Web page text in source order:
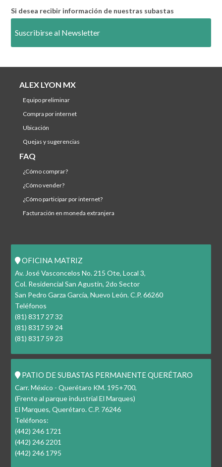
Si desea recibir información de nuestras subastas
Suscribirse al Newsletter
ALEX LYON MX
equipo preliminar
compra por internet
ubicación
quejas y sugerencias
FAQ
¿cómo comprar?
¿cómo vender?
¿cómo participar por internet?
facturación en moneda extranjera
OFICINA MATRIZ
Av. José Vasconcelos No. 215 Ote, Local 3,
Col. Residencial San Agustin, 2do Sector
San Pedro Garza García, Nuevo León. C.P. 66260
Teléfonos
(81) 8317 27 32
(81) 8317 59 24
(81) 8317 59 23
PATIO DE SUBASTAS PERMANENTE QUERÉTARO
Carr. México - Querétaro KM. 195+700,
(Frente al parque industrial El Marques)
El Marques, Querétaro. C.P. 76246
Teléfonos:
(442) 246 1721
(442) 246 2201
(442) 246 1795